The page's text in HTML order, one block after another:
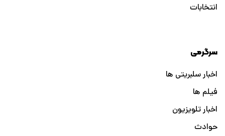
انتخابات
سرگرمی
اخبار سلبریتی ها
فیلم ها
اخبار تلویزیون
حوادث